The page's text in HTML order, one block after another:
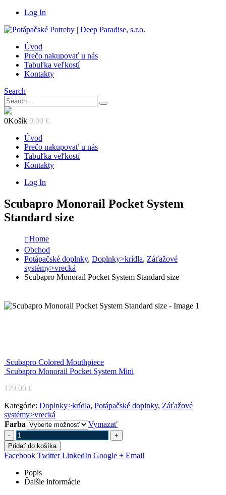
Log In
Úvod
Prečo nakupovať u nás
Tabuľka veľkostí
Kontakty
Search
0Košík 0.00 €
Úvod
Prečo nakupovať u nás
Tabuľka veľkostí
Kontakty
Log In
Scubapro Monorail Pocket System
Standard size
Home
Obchod
Potápačské doplnky, Doplnky>krídla, Záťažové
systémy>vrecká
Scubapro Monorail Pocket System Standard size
Scubapro Colored Mouthpiece
Scubapro Monorail Pocket System Mini
129.00 €
Kategórie: Doplnky>krídla, Potápačské doplnky, Záťažové
systémy>vrecká
Farba
Vymazať
-
+
Pridať do košíka
Facebook Twitter LinkedIn Google + Email
Popis
Ďalšie informácie